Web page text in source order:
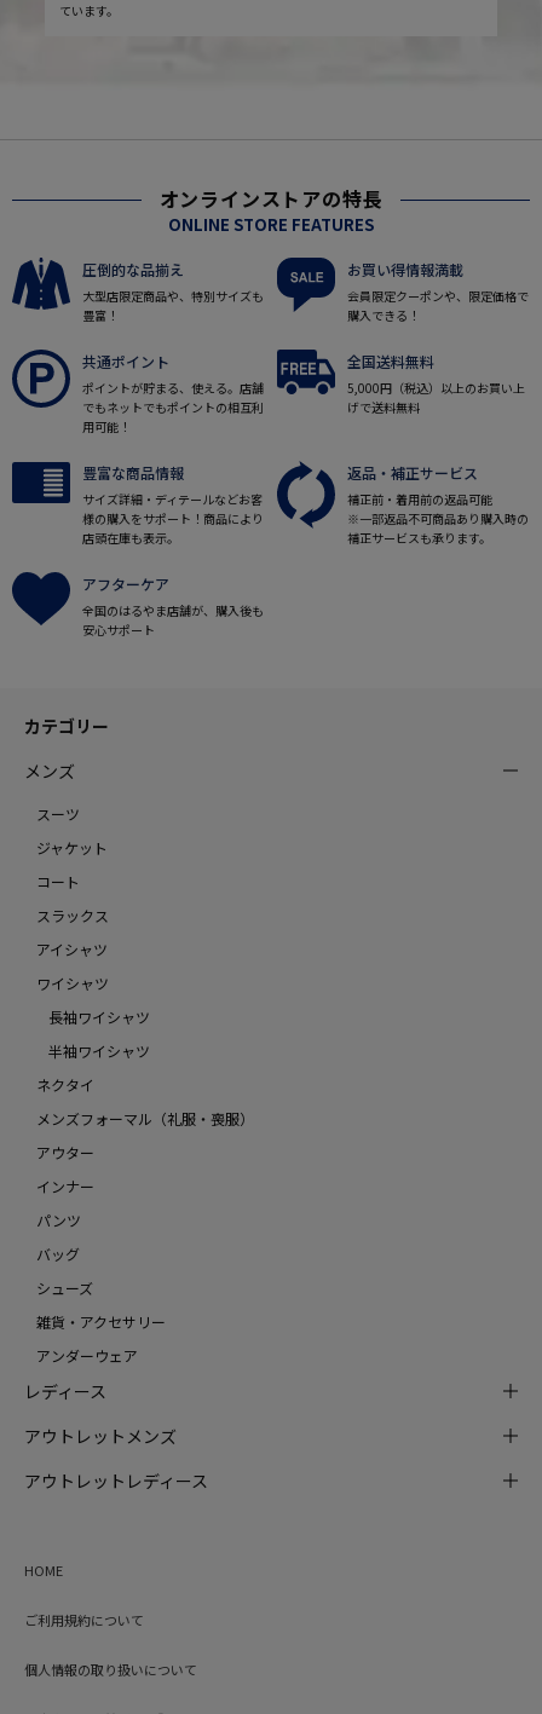
ています。
オンラインストアの特長
ONLINE STORE FEATURES
圧倒的な品揃え
大型店限定商品や、特別サイズも
豊富！
お買い得情報満載
会員限定クーポンや、限定価格で
購入できる！
共通ポイント
ポイントが貯まる、使える。店舗
でもネットでもポイントの相互利
用可能！
全国送料無料
5,000円（税込）以上のお買い上
げで送料無料
豊富な商品情報
サイズ詳細・ディテールなどお客
様の購入をサポート！商品により
店頭在庫も表示。
返品・補正サービス
補正前・着用前の返品可能
※一部返品不可商品あり購入時の
補正サービスも承ります。
アフターケア
全国のはるやま店舗が、購入後も
安心サポート
カテゴリー
メンズ
スーツ
ジャケット
コート
スラックス
アイシャツ
ワイシャツ
長袖ワイシャツ
半袖ワイシャツ
ネクタイ
メンズフォーマル（礼服・喪服）
アウター
インナー
パンツ
バッグ
シューズ
雑貨・アクセサリー
アンダーウェア
レディース
アウトレットメンズ
アウトレットレディース
HOME
ご利用規約について
個人情報の取り扱いについて